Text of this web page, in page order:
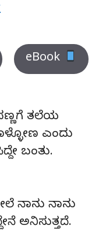
eBook
ತಲೆಯ
ಎಂದು
ಬಂತು.
ನಾನು ನಾನು
ಅನಿಸುತ್ತದೆ.